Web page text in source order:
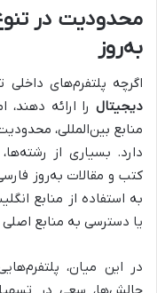
محدودیت در
به‌روز
اگرچه پلتفرم‌های
دیجیتال را ارائه
منابع بین‌المللی،
دارد. بسیاری از
کتب و مقالات به‌روز
به استفاده از منابع
یا دسترسی به منابع
در این میان،